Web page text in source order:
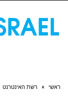
ראשי » רשת האינטרנט